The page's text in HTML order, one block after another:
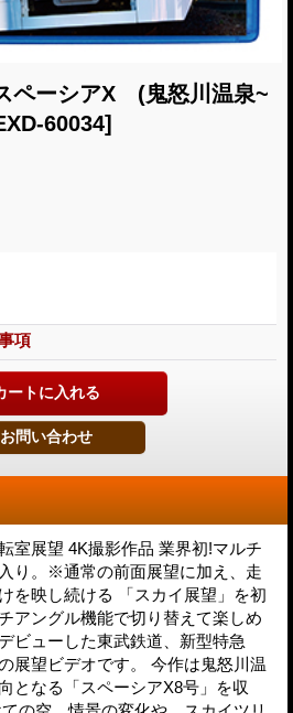
ペーシアX (鬼怒川温泉~
60034]
項
室展望 4K撮影作品 業界初!マルチ
り。※通常の前面展望に加え、走
を映し続ける 「スカイ展望」を初
アングル機能で切り替えて楽しめ
ビューした東武鉄道、新型特急
展望ビデオです。 今作は鬼怒川温
となる「スペーシアX8号」を収